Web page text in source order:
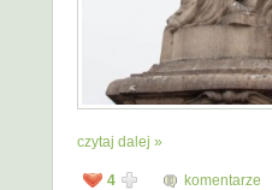
czytaj dalej »
4 komentarze